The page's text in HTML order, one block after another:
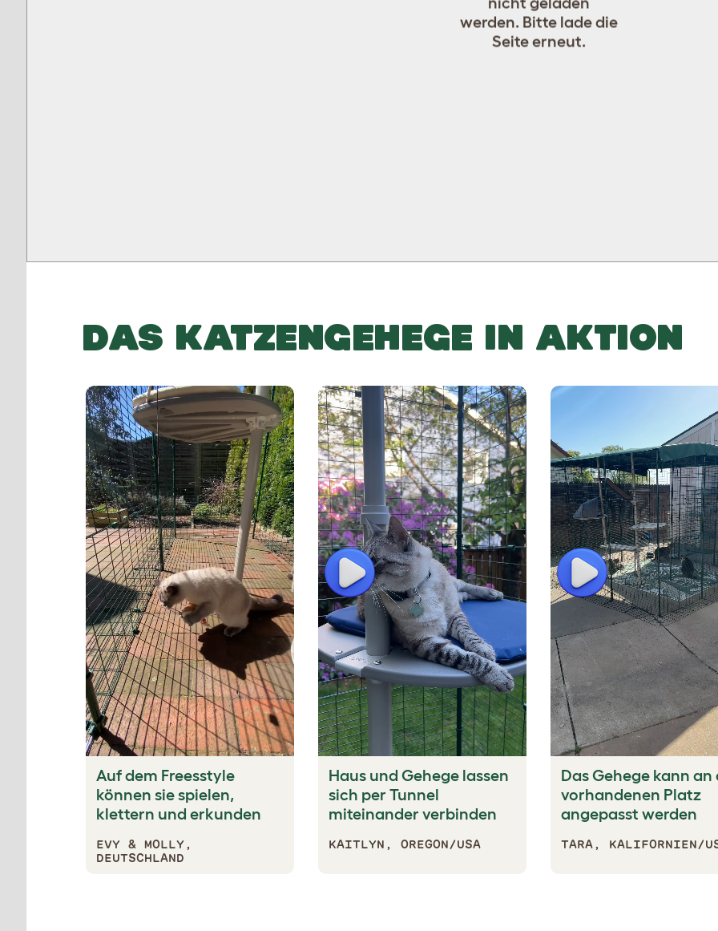
werden. Bitte lade die
Seite erneut.
DAS KATZENGEHEGE IN AKTION
Auf dem Freesstyle
können sie spielen,
klettern und erkunden
EVY & MOLLY,
DEUTSCHLAND
Play
Haus und Gehege lassen
sich per Tunnel
miteinander verbinden
KAITLYN, OREGON/USA
Play
Das Gehege kann an
vorhandenen Platz
angepasst werden
TARA, KALIFORNIEN/